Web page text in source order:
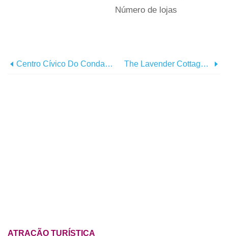
Número de lojas
Centro Cívico Do Condado De Oconee The Lavender Cottage &Garden
ATRAÇÃO TURÍSTICA